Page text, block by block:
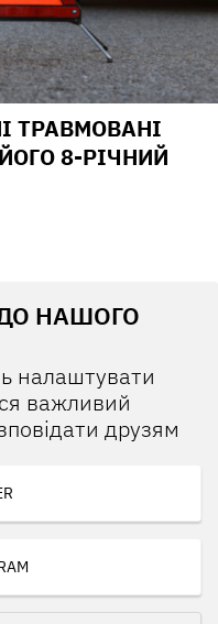
ТРАВМОВАНІ
8-РІЧНИЙ
НАШОГО
налаштувати
важливий
друзям